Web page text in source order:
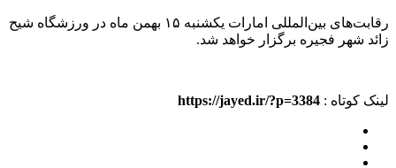
رقابت‌های بین‌المللی امارات یکشنبه ۱۵ بهمن ماه در ورزشگاه شیح
زائد شهر فجیره برگزار خواهد شد.
لینک کوتاه : https://jayed.ir/?p=3384